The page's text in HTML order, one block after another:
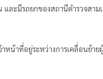
ละมีรถยกของสถานีตำรวจสาม
หน้าที่อยู่ระหว่างการเคลื่อนย้า